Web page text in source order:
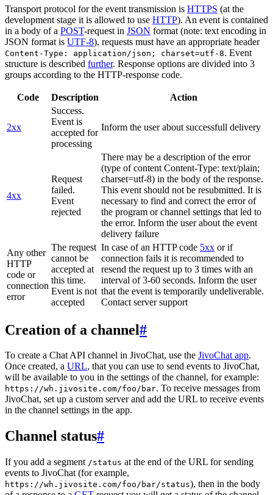
Transport protocol for the event transmission is HTTPS (at the
development stage it is allowed to use HTTP). An event is contained
in a body of a POST-request in JSON format (note: text encoding in
JSON format is UTF-8), requests must have an appropriate header
Content-Type: application/json; charset=utf-8. Event
structure is described further. Response options are divided into 3
groups according to the HTTP-response code.
Code Description Action
2xx
Success.
Event is
accepted for
processing
Inform the user about successfull delivery
4xx
Request
failed.
Event
rejected
There may be a description of the error
(type of content Content-Type: text/plain;
charset=utf-8) in the body of the response.
This event should not be resubmitted. It is
necessary to find and correct the error of
the program or channel settings that led to
the error. Inform the user about the event
delivery failure
Any other
HTTP
code or
connection
error
The request
cannot be
accepted at
this time.
Event is not
accepted
In case of an HTTP code 5xx or if
connection fails it is recommended to
resend the request up to 3 times with an
interval of 3-60 seconds. Inform the user
that the event is temporarily undeliverable.
Contact server support
Creation of a channel#
To create a Chat API channel in JivoChat, use the JivoChat app.
Once created, a URL, that you can use to send events to JivoChat,
will be available to you in the settings of the channel, for example:
https://wh.jivosite.com/foo/bar. To receive messages from
JivoChat, set up a custom server and add the URL to receive events
in the channel settings in the app.
Channel status#
If you add a segment /status at the end of the URL for sending
events to JivoChat (for example,
https://wh.jivosite.com/foo/bar/status), then in the body